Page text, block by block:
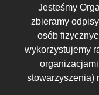
Jesteśmy
zbieramy
osób
wykorzystujemy
stowarzyszenia)